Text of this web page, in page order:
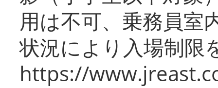
用は不可、乗務員室
状況により入場制限
https://